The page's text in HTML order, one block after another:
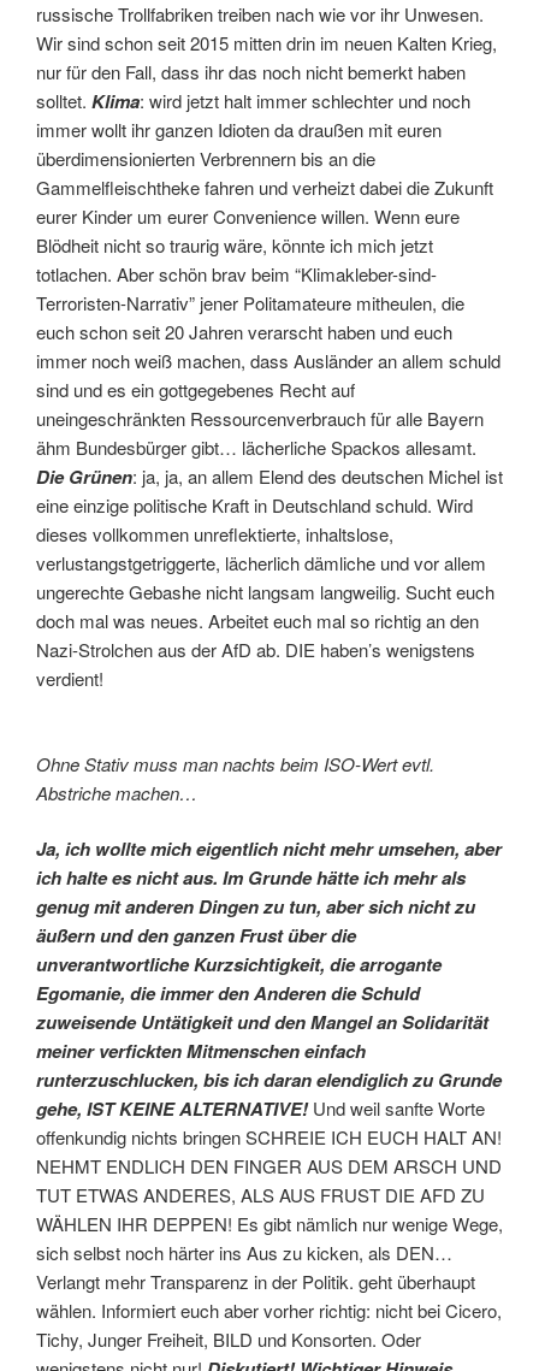
russische Trollfabriken treiben nach wie vor ihr Unwesen.
Wir sind schon seit 2015 mitten drin im neuen Kalten Krieg,
nur für den Fall, dass ihr das noch nicht bemerkt haben
solltet. Klima: wird jetzt halt immer schlechter und noch
immer wollt ihr ganzen Idioten da draußen mit euren
überdimensionierten Verbrennern bis an die
Gammelfleischtheke fahren und verheizt dabei die Zukunft
eurer Kinder um eurer Convenience willen. Wenn eure
Blödheit nicht so traurig wäre, könnte ich mich jetzt
totlachen. Aber schön brav beim “Klimakleber-sind-
Terroristen-Narrativ” jener Politamateure mitheulen, die
euch schon seit 20 Jahren verarscht haben und euch
immer noch weiß machen, dass Ausländer an allem schuld
sind und es ein gottgegebenes Recht auf
uneingeschränkten Ressourcenverbrauch für alle Bayern
ähm Bundesbürger gibt… lächerliche Spackos allesamt.
Die Grünen: ja, ja, an allem Elend des deutschen Michel ist
eine einzige politische Kraft in Deutschland schuld. Wird
dieses vollkommen unreflektierte, inhaltslose,
verlustangstgetriggerte, lächerlich dämliche und vor allem
ungerechte Gebashe nicht langsam langweilig. Sucht euch
doch mal was neues. Arbeitet euch mal so richtig an den
Nazi-Strolchen aus der AfD ab. DIE haben’s wenigstens
verdient!
Ohne Stativ muss man nachts beim ISO-Wert evtl.
Abstriche machen…
Ja, ich wollte mich eigentlich nicht mehr umsehen, aber
ich halte es nicht aus. Im Grunde hätte ich mehr als
genug mit anderen Dingen zu tun, aber sich nicht zu
äußern und den ganzen Frust über die
unverantwortliche Kurzsichtigkeit, die arrogante
Egomanie, die immer den Anderen die Schuld
zuweisende Untätigkeit und den Mangel an Solidarität
meiner verfickten Mitmenschen einfach
runterzuschlucken, bis ich daran elendiglich zu Grunde
gehe, IST KEINE ALTERNATIVE!Und weil sanfte Worte
offenkundig nichts bringen SCHREIE ICH EUCH HALT AN!
NEHMT ENDLICH DEN FINGER AUS DEM ARSCH UND
TUT ETWAS ANDERES, ALS AUS FRUST DIE AFD ZU
WÄHLEN IHR DEPPEN! Es gibt nämlich nur wenige Wege,
sich selbst noch härter ins Aus zu kicken, als DEN…
Verlangt mehr Transparenz in der Politik. geht überhaupt
wählen. Informiert euch aber vorher richtig: nicht bei Cicero,
Tichy, Junger Freiheit, BILD und Konsorten. Oder